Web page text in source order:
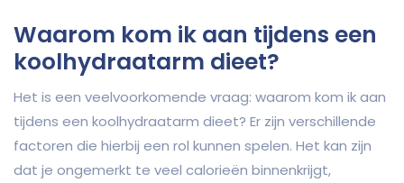
Waarom kom ik aan tijdens een
koolhydraatarm dieet?
Het is een veelvoorkomende vraag: waarom kom ik aan
tijdens een koolhydraatarm dieet? Er zijn verschillende
factoren die hierbij een rol kunnen spelen. Het kan zijn
dat je ongemerkt te veel calorieën binnenkrijgt,